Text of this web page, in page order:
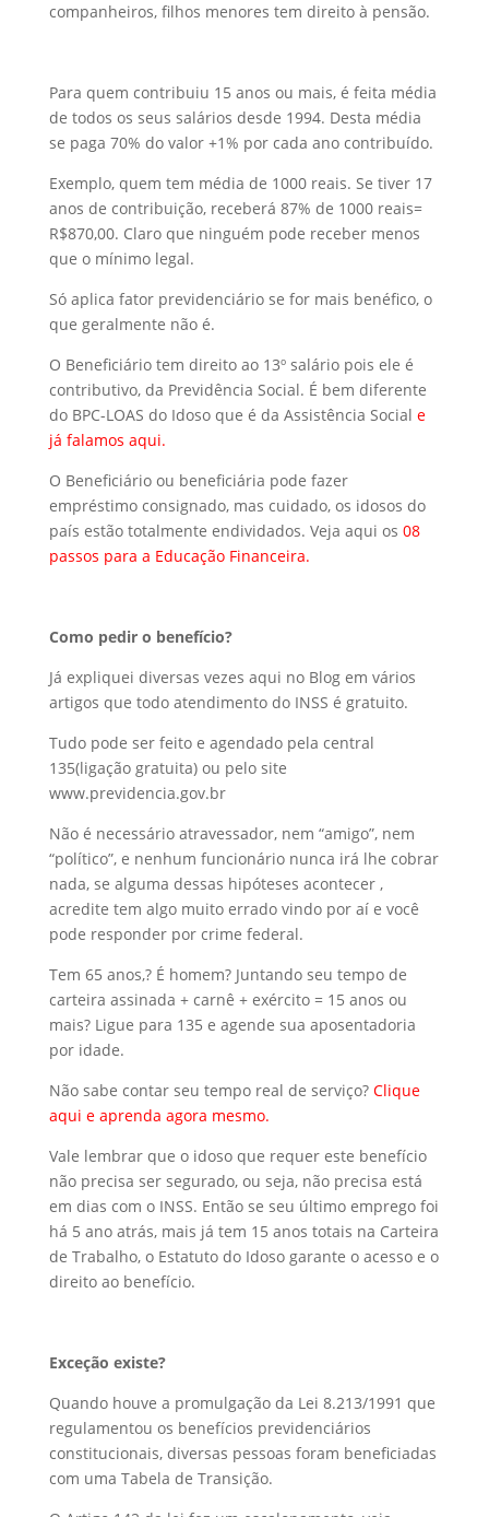
companheiros, filhos menores tem direito à pensão.
Para quem contribuiu 15 anos ou mais, é feita média
de todos os seus salários desde 1994. Desta média
se paga 70% do valor +1% por cada ano contribuído.
Exemplo, quem tem média de 1000 reais. Se tiver 17
anos de contribuição, receberá 87% de 1000 reais=
R$870,00. Claro que ninguém pode receber menos
que o mínimo legal.
Só aplica fator previdenciário se for mais benéfico, o
que geralmente não é.
O Beneficiário tem direito ao 13º salário pois ele é
contributivo, da Previdência Social. É bem diferente
do BPC-LOAS do Idoso que é da Assistência Social e
já falamos aqui.
O Beneficiário ou beneficiária pode fazer
empréstimo consignado, mas cuidado, os idosos do
país estão totalmente endividados. Veja aqui os 08
passos para a Educação Financeira.
Como pedir o benefício?
Já expliquei diversas vezes aqui no Blog em vários
artigos que todo atendimento do INSS é gratuito.
Tudo pode ser feito e agendado pela central
135(ligação gratuita) ou pelo site
www.previdencia.gov.br
Não é necessário atravessador, nem “amigo”, nem
“político”, e nenhum funcionário nunca irá lhe cobrar
nada, se alguma dessas hipóteses acontecer ,
acredite tem algo muito errado vindo por aí e você
pode responder por crime federal.
Tem 65 anos,? É homem? Juntando seu tempo de
carteira assinada + carnê + exército = 15 anos ou
mais? Ligue para 135 e agende sua aposentadoria
por idade.
Não sabe contar seu tempo real de serviço? Clique
aqui e aprenda agora mesmo.
Vale lembrar que o idoso que requer este benefício
não precisa ser segurado, ou seja, não precisa está
em dias com o INSS. Então se seu último emprego foi
há 5 ano atrás, mais já tem 15 anos totais na Carteira
de Trabalho, o Estatuto do Idoso garante o acesso e o
direito ao benefício.
Exceção existe?
Quando houve a promulgação da Lei 8.213/1991 que
regulamentou os benefícios previdenciários
constitucionais, diversas pessoas foram beneficiadas
com uma Tabela de Transição.